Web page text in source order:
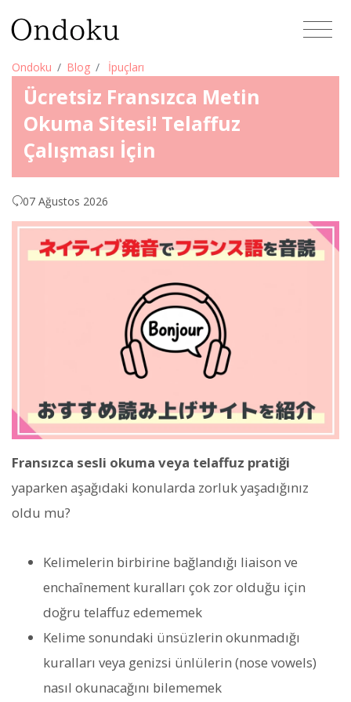
Ondoku Blog İpuçları
Ücretsiz Fransızca Metin
Okuma Sitesi! Telaffuz
Çalışması İçin
07 Ağustos 2026
Fransızca sesli okuma veya telaffuz pratiği
yaparken aşağıdaki konularda zorluk yaşadığınız
oldu mu?
Kelimelerin birbirine bağlandığı liaison ve
enchaînement kuralları çok zor olduğu için
doğru telaffuz edememek
Kelime sonundaki ünsüzlerin okunmadığı
kuralları veya genizsi ünlülerin (nose vowels)
nasıl okunacağını bilememek